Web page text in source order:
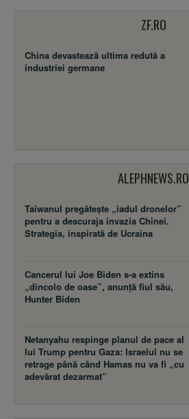
ZF.RO
China devastează ultima redută a
industriei germane
ALEPHNEWS.RO
Taiwanul pregătește „iadul dronelor”
pentru a descuraja invazia Chinei.
Strategia, inspirată de Ucraina
Cancerul lui Joe Biden s-a extins
„dincolo de oase”, anunță fiul său,
Hunter Biden
Netanyahu respinge planul de pace al
lui Trump pentru Gaza: Israelul nu se
retrage până când Hamas nu va fi „cu
adevărat dezarmat”